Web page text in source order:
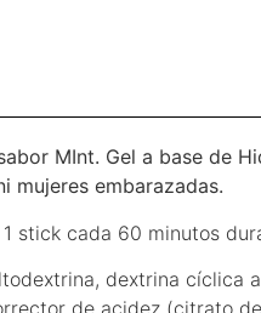
MInt. Gel a base de
mujeres embarazadas.
stick cada 60 minutos
dextrina cíclica
de acidez (citrato